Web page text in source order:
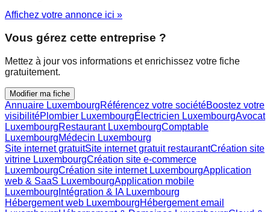
Affichez votre annonce ici »
Vous gérez cette entreprise ?
Mettez à jour vos informations et enrichissez votre fiche
gratuitement.
Modifier ma fiche
Annuaire LuxembourgRéférencez votre sociétéBoostez votre
visibilitéPlombier LuxembourgÉlectricien LuxembourgAvocat
LuxembourgRestaurant LuxembourgComptable
LuxembourgMédecin Luxembourg
Site internet gratuitSite internet gratuit restaurantCréation site
vitrine LuxembourgCréation site e-commerce
LuxembourgCréation site internet LuxembourgApplication
web & SaaS LuxembourgApplication mobile
Luxembourg Intégration & IA Luxembourg
Hébergement web LuxembourgHébergement email